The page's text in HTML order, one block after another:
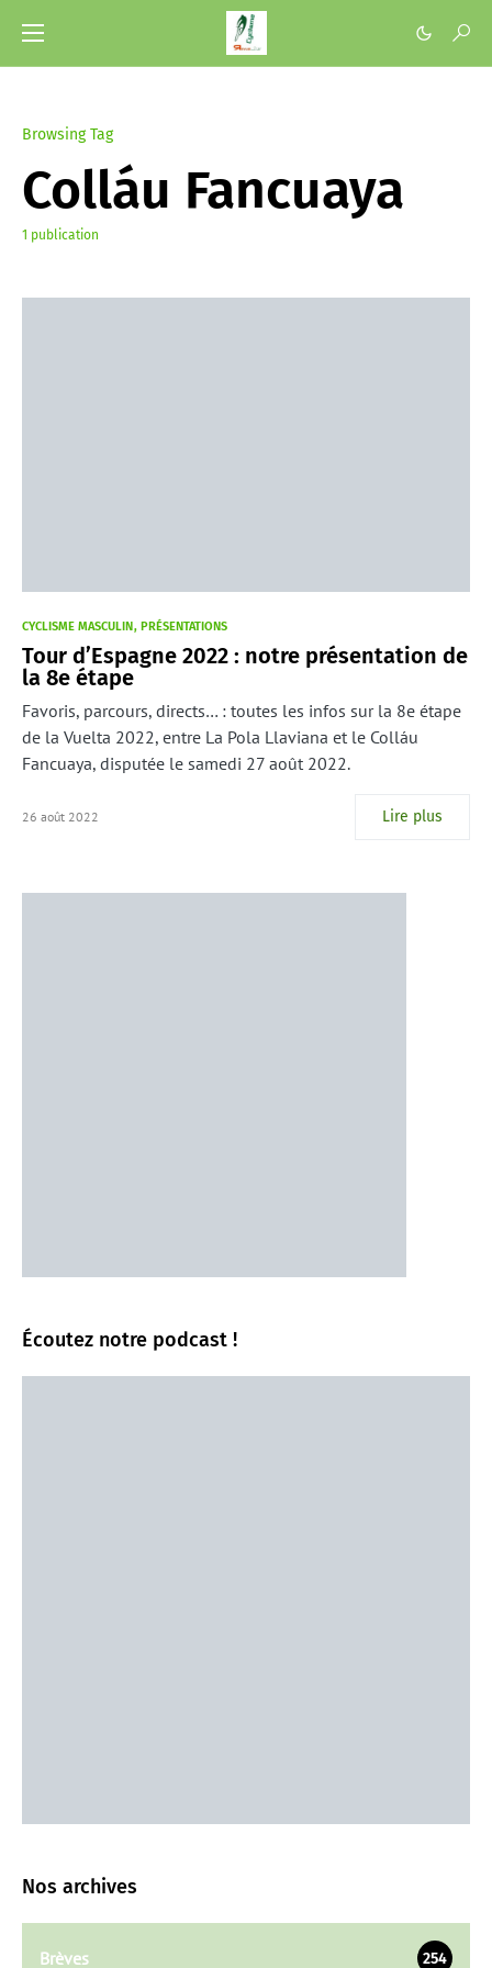
Browsing Tag
Colláu Fancuaya
1 publication
CYCLISME MASCULIN PRÉSENTATIONS
Tour d’Espagne 2022 : notre présentation de
la 8e étape
Favoris, parcours, directs… : toutes les infos sur la 8e étape
de la Vuelta 2022, entre La Pola Llaviana et le Colláu
Fancuaya, disputée le samedi 27 août 2022.
26 août 2022 Lire plus
Écoutez notre podcast !
Nos archives
Brèves 254